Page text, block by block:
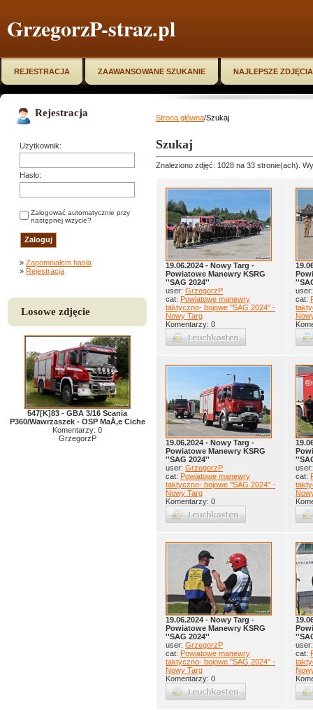
GrzegorzP-straz.pl
REJESTRACJA ZAAWANSOWANE SZUKANIE NAJLEPSZE ZDJĘCIA
Rejestracja
Użytkownik:
Hasło:
Zalogować automatycznie przy
następnej wizycie?
» Zapomniałem hasła
» Rejestracja
Losowe zdjęcie
547[K]83 - GBA 3/16 Scania
P360/Wawrzaszek - OSP MaÅ‚e Ciche
Komentarzy: 0
GrzegorzP
Strona główna/Szukaj
Szukaj
Znaleziono zdjęć: 1028 na 33 stronie(ach).
19.06.2024 - Nowy Targ -
Powiatowe Manewry KSRG
''SAG 2024''
user: GrzegorzP
cat: Powiatowe manewry
taktyczno- bojowe ''SAG 2024'' -
Nowy Targ
Komentarzy: 0
cat:
19.06.2024 - Nowy Targ -
Powiatowe Manewry KSRG
''SAG 2024''
user: GrzegorzP
cat: Powiatowe manewry
taktyczno- bojowe ''SAG 2024'' -
Nowy Targ
Komentarzy: 0
cat:
19.06.2024 - Nowy Targ -
Powiatowe Manewry KSRG
''SAG 2024''
user: GrzegorzP
cat: Powiatowe manewry
taktyczno- bojowe ''SAG 2024'' -
Nowy Targ
Komentarzy: 0
cat: